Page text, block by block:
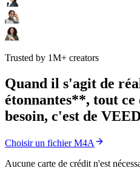
Trusted by 1M+ creators
Quand il s'agit de
étonnantes**, tout ce
besoin, c'est de
Choisir un fichier M4A
Aucune carte de crédit n'est